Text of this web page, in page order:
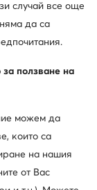
от
форми,
цветове. Те
което ги
случай все още
да са
ползване на
можем да
които са
на нашия
от Вас